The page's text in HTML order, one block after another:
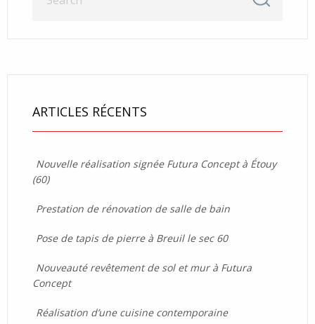
ARTICLES RÉCENTS
Nouvelle réalisation signée Futura Concept à Étouy
(60)
Prestation de rénovation de salle de bain
Pose de tapis de pierre à Breuil le sec 60
Nouveauté revêtement de sol et mur à Futura
Concept
Réalisation d’une cuisine contemporaine